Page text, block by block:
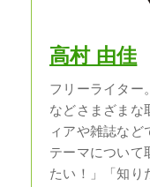
高村 由佳
フリーライター
などさまざまな
ィアや雑誌など
テーマについて
たい！」「知り